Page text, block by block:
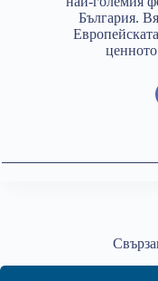
България.